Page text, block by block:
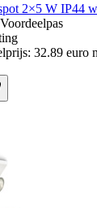
2×5 W IP44
32.89 euro